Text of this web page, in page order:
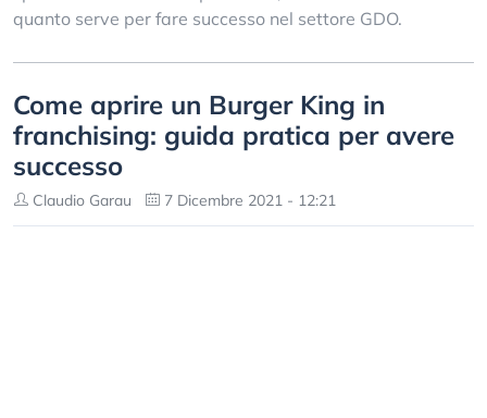
quanto serve per fare successo nel settore GDO.
Come aprire un Burger King in
franchising: guida pratica per avere
successo
Claudio Garau 7 Dicembre 2021 - 12:21